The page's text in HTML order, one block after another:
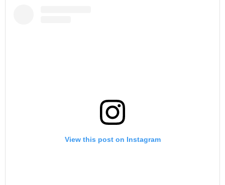
View this post on Instagram